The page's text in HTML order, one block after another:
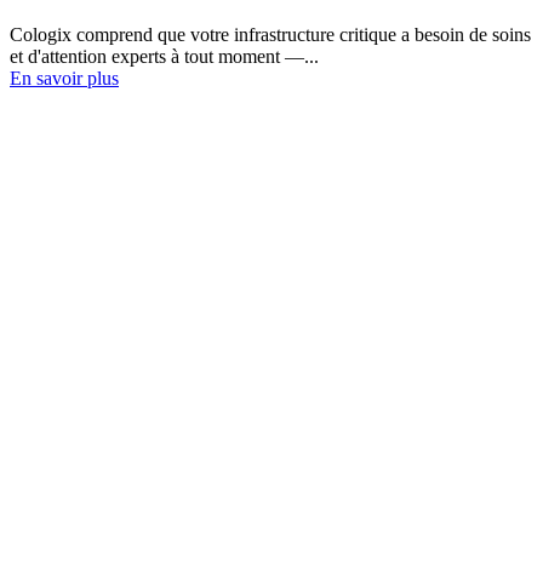
Cologix comprend que votre infrastructure critique a besoin de soins
et d'attention experts à tout moment —...
En savoir plus